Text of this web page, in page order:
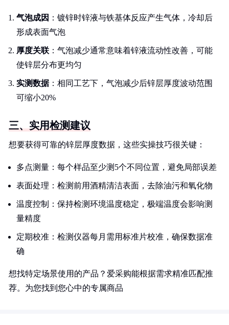
气泡成因 ：镀锌时锌液与铁基体反应产生气体，冷却后
形成表面气泡
厚度关联 ：气泡减少通常意味着锌液流动性改善，可能
使锌层分布更均匀
实测数据：相同工艺下，气泡减少后锌层厚度波动范围
可缩小20%
三、实用检测建议
想要获得可靠的锌层厚度数据，这些实操技巧很关键：
多点测量：每个样品至少测5个不同位置，避免局部误差
表面处理：检测前用酒精清洁表面，去除油污和氧化物
温度控制：保持检测环境温度稳定，极端温度会影响测
量精度
定期校准：检测仪器每月需用标准片校准，确保数据准
确
想找特定场景使用的产品？爱采购能根据需求精准匹配推
荐。为您找到您心中的专属商品